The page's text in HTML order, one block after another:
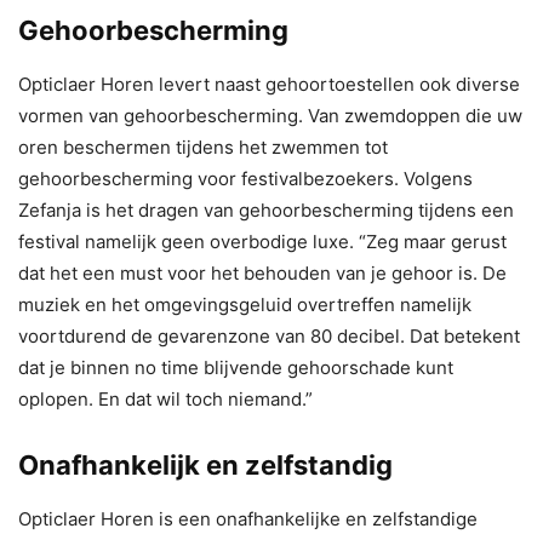
Gehoorbescherming
Opticlaer Horen levert naast gehoortoestellen ook diverse
vormen van gehoorbescherming. Van zwemdoppen die uw
oren beschermen tijdens het zwemmen tot
gehoorbescherming voor festivalbezoekers. Volgens
Zefanja is het dragen van gehoorbescherming tijdens een
festival namelijk geen overbodige luxe. “Zeg maar gerust
dat het een must voor het behouden van je gehoor is. De
muziek en het omgevingsgeluid overtreffen namelijk
voortdurend de gevarenzone van 80 decibel. Dat betekent
dat je binnen no time blijvende gehoorschade kunt
oplopen. En dat wil toch niemand.”
Onafhankelijk en zelfstandig
Opticlaer Horen is een onafhankelijke en zelfstandige